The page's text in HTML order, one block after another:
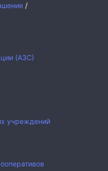
/
(АЗС)
учреждений